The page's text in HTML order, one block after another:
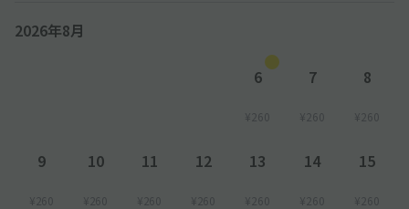
2026年8月
6
¥260
7
¥260
8
¥260
9
¥260
10
¥260
11
¥260
12
¥260
13
¥260
14
¥260
15
¥260